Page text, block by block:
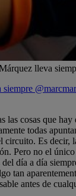
lleva
siempre
las cosas que hay
todas
Es decir,
Pero no el
del día a día
tan
antes de